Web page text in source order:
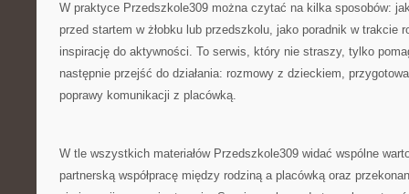
W praktyce Przedszkole309 można czytać na kilka sposobów:
przed startem w żłobku lub przedszkolu, jako poradnik w trakcie
inspirację do aktywności. To serwis, który nie straszy, tylko
następnie przejść do działania: rozmowy z dzieckiem,
poprawy komunikacji z placówką.
W tle wszystkich materiałów Przedszkole309 widać wspólne
partnerską współpracę między rodziną a placówką oraz